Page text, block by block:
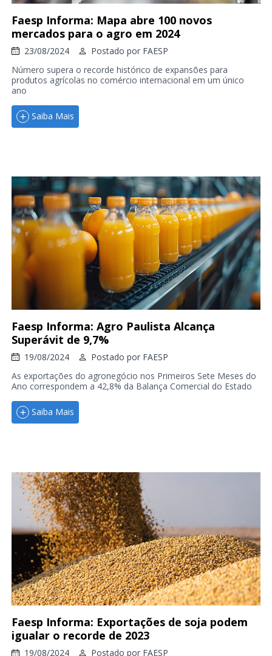
Faesp Informa: Mapa abre 100 novos
mercados para o agro em 2024
23/08/2024 Postado por FAESP
Número supera o recorde histórico de expansões para
produtos agrícolas no comércio internacional em um único
ano
Saiba Mais
Faesp Informa: Agro Paulista Alcança
Superávit de 9,7%
19/08/2024 Postado por FAESP
As exportações do agronegócio nos Primeiros Sete Meses do
Ano correspondem a 42,8% da Balança Comercial do Estado
Saiba Mais
Faesp Informa: Exportações de soja podem
igualar o recorde de 2023
19/08/2024 Postado por FAESP